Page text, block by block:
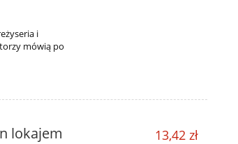
i
mówią po
lokajem 13,42 zł